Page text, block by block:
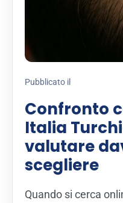
Pubblicato il
Confronto
Italia
valutare
scegliere
Quando si cerca